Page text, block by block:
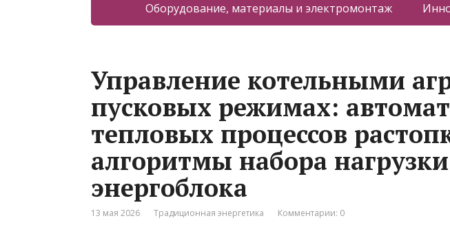
Оборудование, материалы и электромонтаж
Управление котельными
пусковых режимах:
тепловых процессов
алгоритмы набора нагрузки
энергоблока
13 мая 2026 Традиционная энергетика Комментарии: 0